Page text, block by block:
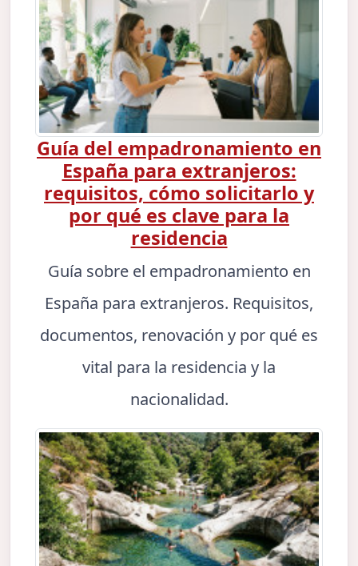
Guía del empadronamiento en
España para extranjeros:
requisitos, cómo solicitarlo y
por qué es clave para la
residencia
Guía sobre el empadronamiento en
España para extranjeros. Requisitos,
documentos, renovación y por qué es
vital para la residencia y la
nacionalidad.